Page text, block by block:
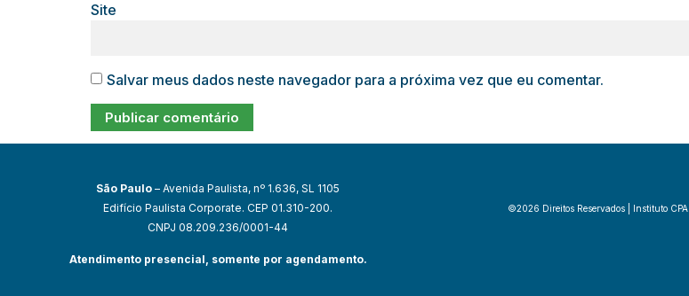
Site
Salvar meus dados neste navegador para a próxima vez que eu comentar.
São Paulo – Avenida Paulista, nº 1.636, SL 1105
Edifício Paulista Corporate. CEP 01.310-200.
CNPJ 08.209.236/0001-44
Atendimento presencial, somente por agendamento.
©2026 Direitos Reservados | Instituto CPA